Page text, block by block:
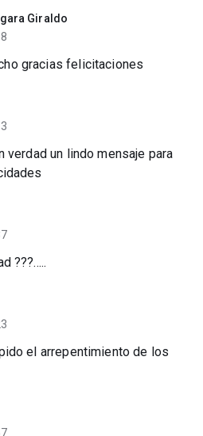
Giraldo
gracias felicitaciones
verdad un lindo mensaje para
???.....
el arrepentimiento de los